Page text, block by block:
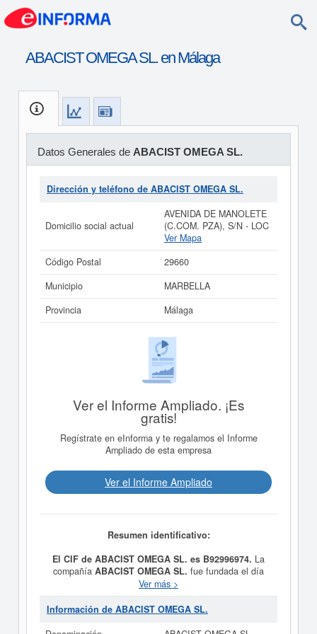
ABACIST OMEGA SL. en Málaga
Datos Generales de ABACIST OMEGA SL.
Dirección y teléfono de ABACIST OMEGA SL.
Domicilio social actual
AVENIDA DE MANOLETE
(C.COM. PZA), S/N - LOC
Ver Mapa
Código Postal
29660
Municipio
MARBELLA
Provincia
Málaga
Ver el Informe Ampliado. ¡Es
gratis!
Regístrate en eInforma y te regalamos el Informe
Ampliado de esta empresa
Ver el Informe Ampliado
Resumen identificativo:
El CIF de ABACIST OMEGA SL. es B92996974. La
compañía ABACIST OMEGA SL. fue fundada el día
03/04/2009 teniendo como meta social SERVICIOS DE
ASESORIA CONTABLE Y JURIDICA.. Está incluida en
la clase CNAE 6920 - Actividades de contabilidad,
de la clasificación de numeración de empresas SIC,
Ver más >
Información de ABACIST OMEGA SL.